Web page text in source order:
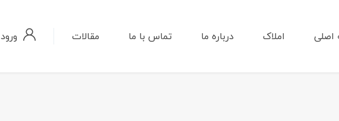
املاک درباره ما تماس با ما مقالات ورود